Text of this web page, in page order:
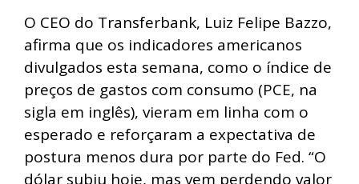
O CEO do Transferbank, Luiz Felipe Bazzo,
afirma que os indicadores americanos
divulgados esta semana, como o índice de
preços de gastos com consumo (PCE, na
sigla em inglês), vieram em linha com o
esperado e reforçaram a expectativa de
postura menos dura por parte do Fed. “O
dólar subiu hoje, mas vem perdendo valor